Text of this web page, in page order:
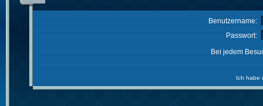
Benutzername:
Passwort:
Bei jedem
Ich habe